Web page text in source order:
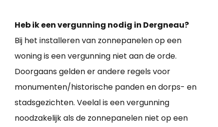
Heb ik een vergunning nodig in Dergneau?
Bij het installeren van zonnepanelen op een
woning is een vergunning niet aan de orde.
Doorgaans gelden er andere regels voor
monumenten/historische panden en dorps- en
stadsgezichten. Veelal is een vergunning
noodzakelijk als de zonnepanelen niet op een